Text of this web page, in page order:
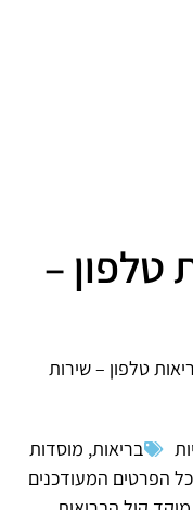
טלפון –
טלפון – שירות
בריאות, מוסדות
הפרטים המעודכנים